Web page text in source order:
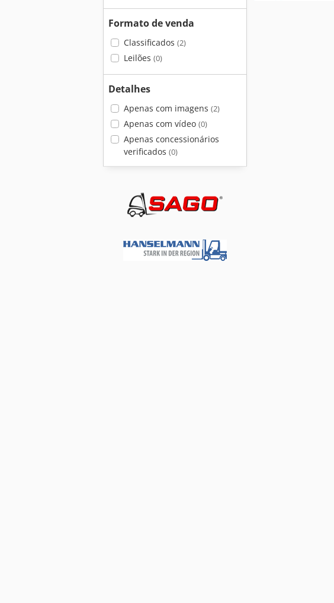
Formato de venda
Classificados (2)
Leilões (0)
Detalhes
Apenas com imagens (2)
Apenas com vídeo (0)
Apenas concessionários
verificados (0)